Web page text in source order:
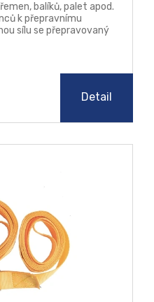
balíků, palet apod.
k přepravnímu
sílu se přepravovaný
Detail